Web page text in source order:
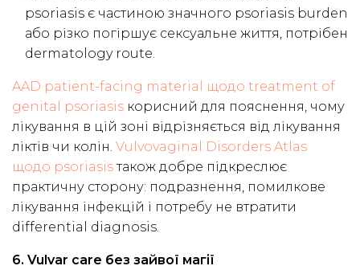
psoriasis є частиною значного psoriasis burden
або різко погіршує сексуальне життя, потрібен
dermatology route.
AAD patient-facing material щодо treatment of
genital psoriasis корисний для пояснення, чому
лікування в цій зоні відрізняється від лікування
ліктів чи колін. Vulvovaginal Disorders Atlas
щодо psoriasisтакож добре підкреслює
практичну сторону: подразнення, помилкове
лікування інфекцій і потребу не втратити
differential diagnosis.
6. Vulvar care без зайвої магії